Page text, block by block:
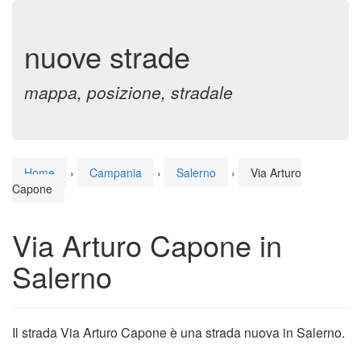
nuove strade
mappa, posizione, stradale
Home › Campania › Salerno ›
Via Arturo
Capone
Via Arturo Capone in
Salerno
Il strada Via Arturo Capone è una strada nuova in Salerno.